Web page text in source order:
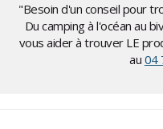
"Besoin d'un conseil pour
Du camping à l'océan au
vous aider à trouver LE
au 04